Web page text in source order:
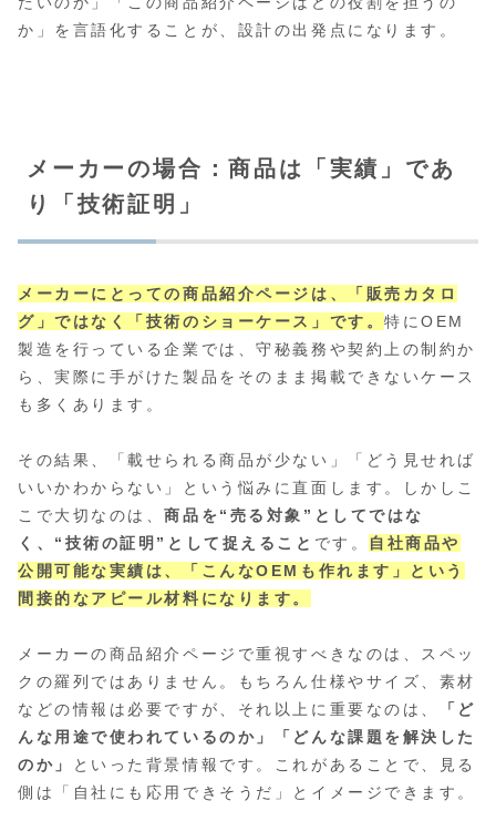
か」を言語化することが、設計の出発点になります。
メーカーの場合：商品は「実績」であ
り「技術証明」
メーカーにとっての商品紹介ページは、「販売カタロ
グ」ではなく「技術のショーケース」です。特にOEM
製造を行っている企業では、守秘義務や契約上の制約か
ら、実際に手がけた製品をそのまま掲載できないケース
も多くあります。
その結果、「載せられる商品が少ない」「どう見せれば
いいかわからない」という悩みに直面します。しかしこ
こで大切なのは、商品を“売る対象”としてではな
く、“技術の証明”として捉えること です。
自社商品や
公開可能な実績は、「こんなOEMも作れます」という
間接的なアピール材料になります。
メーカーの商品紹介ページで重視すべきなのは、スペッ
クの羅列ではありません。もちろん仕様やサイズ、素材
などの情報は必要ですが、それ以上に重要なのは、
「ど
んな用途で使われているのか」「どんな課題を解決した
のか」
といった背景情報です。これがあることで、見る
側は「自社にも応用できそうだ」とイメージできます。